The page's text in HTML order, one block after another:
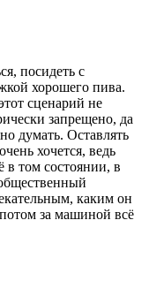
посидеть с
хорошего пива.
сценарий не
запрещено, да
думать. Оставлять
хочется, ведь
в том состоянии, в
каким он
за машиной всё